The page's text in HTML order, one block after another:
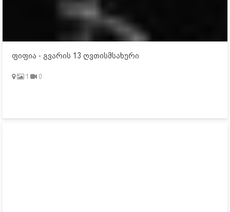
ფიფია - გვარის 13 ღვთისმსახური
1 0